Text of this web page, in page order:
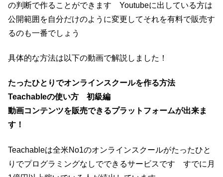
の判断で作ることができます Youtubeに出している方は
公開範囲を自分だけのように変更してそれを有料で販売す
るのも一番でしょう
具体的な方法は以下の動画で解説しました！
たったひとりでオンラインスクールを作る方法
Teachableの使い方 初級編
動画コンテンツを販売できるプラットフォームが出来ま
す！
Teachableは全米No1のオンラインスクールがたったひと
りでプログラミングなしでできるサービスです すでに月